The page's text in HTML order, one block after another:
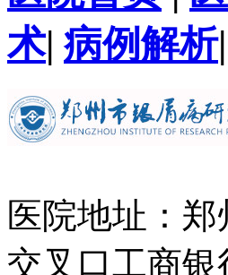
术| 病例解析|
医院地址：
交叉口工商银